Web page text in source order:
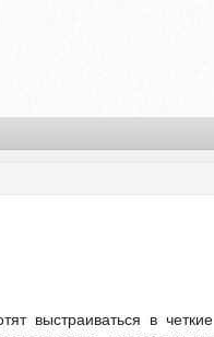
выстраиваться в четкие